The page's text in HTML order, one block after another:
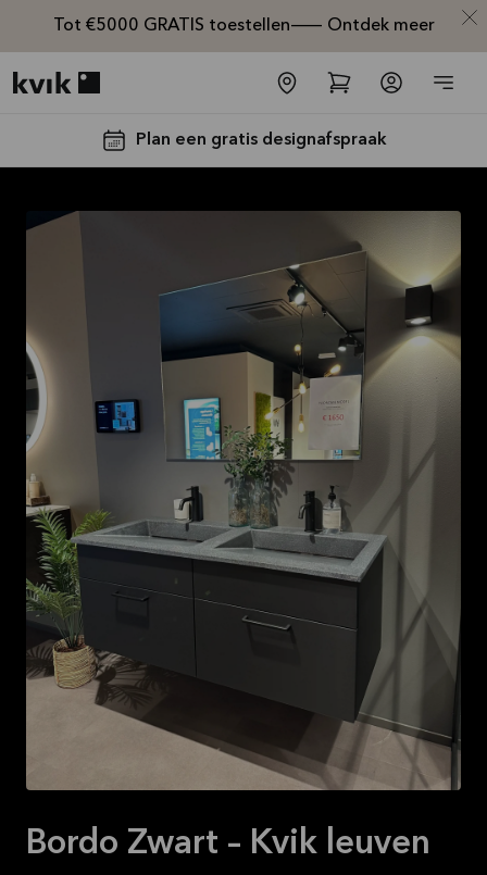
Tot €5000 GRATIS toestellen— Ontdek meer
Plan een gratis designafspraak
Tot €5000,-
GRATIS
toestellen*
Bekijk
aanbieding
Bordo Zwart – Kvik leuven